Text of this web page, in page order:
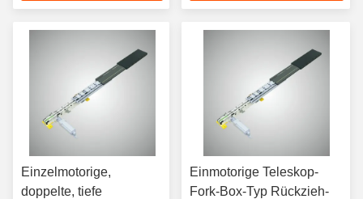
Einzelmotorige,
doppelte, tiefe
Einmotorige Teleskop-
Fork-Box-Typ Rückzieh-